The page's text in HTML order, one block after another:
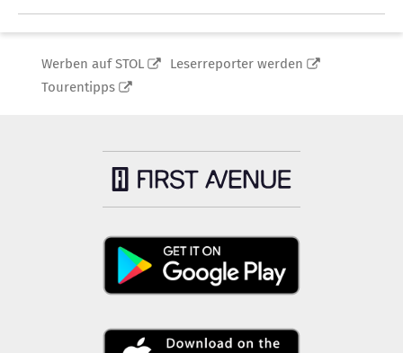
Werben auf STOL
Leserreporter werden
Tourentipps